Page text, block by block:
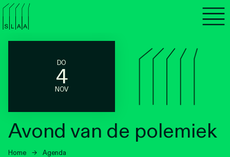
DO
4
NOV
Avond van de polemiek
Home → Agenda
Agenda
Luisteren
Nieuwsbrief